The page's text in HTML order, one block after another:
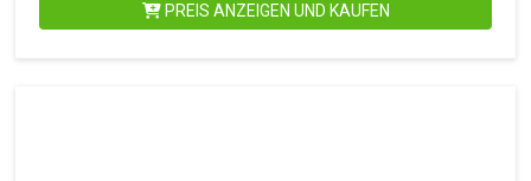
PREIS ANZEIGEN UND KAUFEN